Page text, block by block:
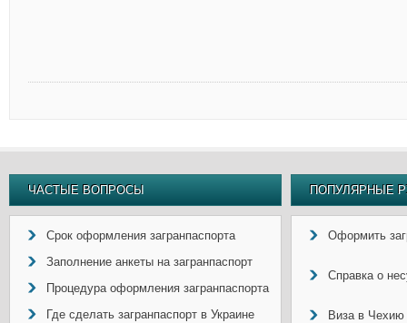
ЧАСТЫЕ ВОПРОСЫ
Срок оформления загранпаспорта
Заполнение анкеты на загранпаспорт
Процедура оформления загранпаспорта
Где сделать загранпаспорт в Украине
ПОПУЛЯРНЫЕ
Оформить
Справка о
Виза в Чехию